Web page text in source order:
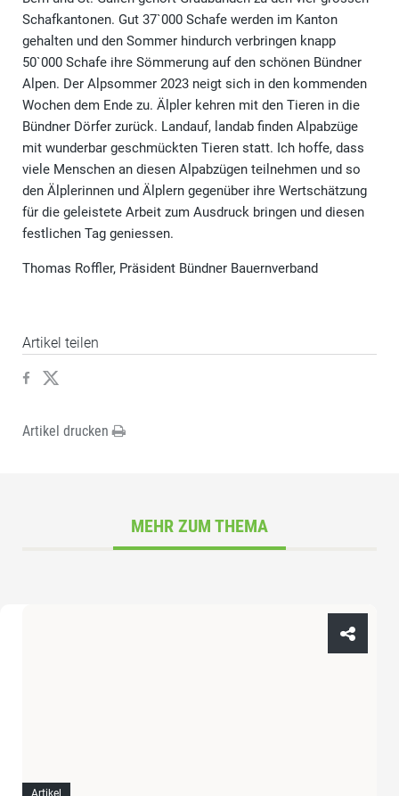
Schafkantonen. Gut 37`000 Schafe werden im Kanton
gehalten und den Sommer hindurch verbringen knapp
50`000 Schafe ihre Sömmerung auf den schönen Bündner
Alpen. Der Alpsommer 2023 neigt sich in den kommenden
Wochen dem Ende zu. Älpler kehren mit den Tieren in die
Bündner Dörfer zurück. Landauf, landab finden Alpabzüge
mit wunderbar geschmückten Tieren statt. Ich hoffe, dass
viele Menschen an diesen Alpabzügen teilnehmen und so
den Älplerinnen und Älplern gegenüber ihre Wertschätzung
für die geleistete Arbeit zum Ausdruck bringen und diesen
festlichen Tag geniessen.
Thomas Roffler, Präsident Bündner Bauernverband
Artikel teilen
Artikel drucken
MEHR ZUM THEMA
Artikel